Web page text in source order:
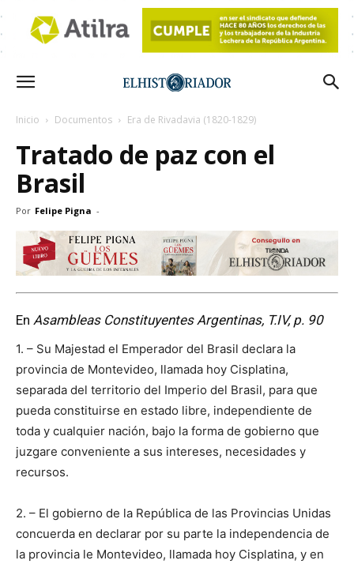
Inicio Documentos Era de Rivadavia (1820-1829)
Tratado de paz con el
Brasil
Por Felipe Pigna -
En Asambleas Constituyentes Argentinas, T.IV, p. 90
1. – Su Majestad el Emperador del Brasil declara la
provincia de Montevideo, llamada hoy Cisplatina,
separada del territorio del Imperio del Brasil, para que
pueda constituirse en estado libre, independiente de
toda y cualquier nación, bajo la forma de gobierno que
juzgare conveniente a sus intereses, necesidades y
recursos.
2. – El gobierno de la República de las Provincias Unidas
concuerda en declarar por su parte la independencia de
la provincia le Montevideo, llamada hoy Cisplatina, y en